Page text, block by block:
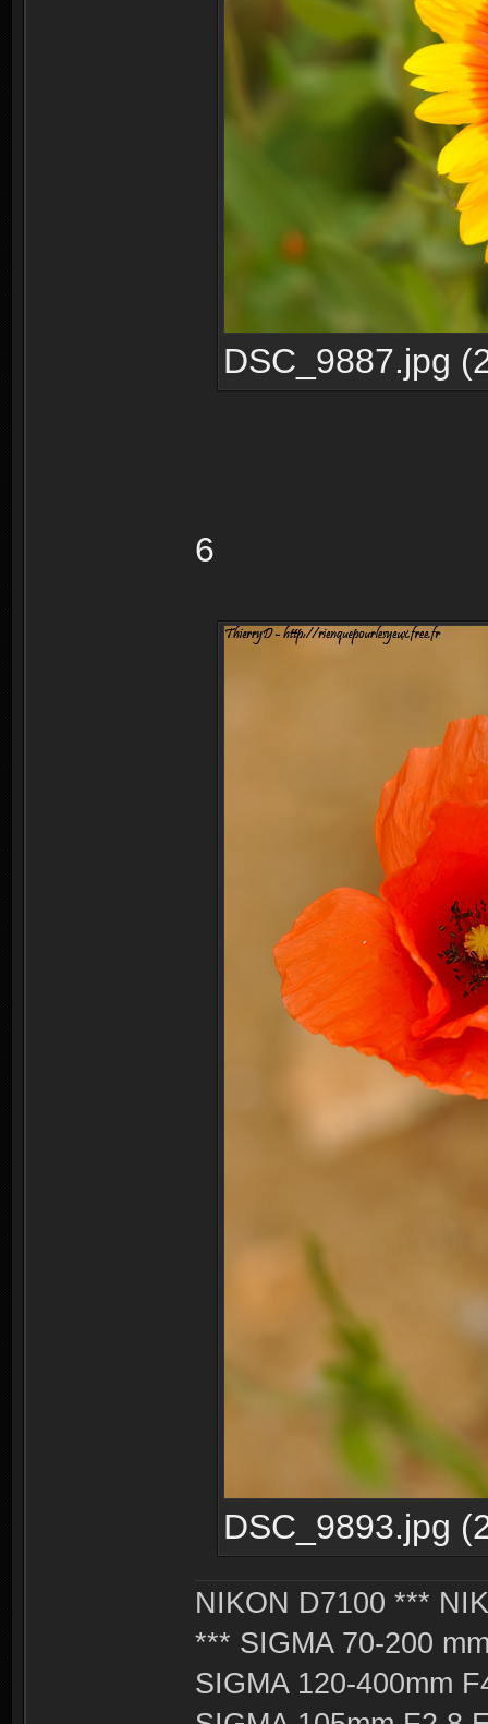
DSC_9887.jpg
6
DSC_9893.jpg
NIKON D7100 ***
*** SIGMA 70-200
SIGMA 120-400mm